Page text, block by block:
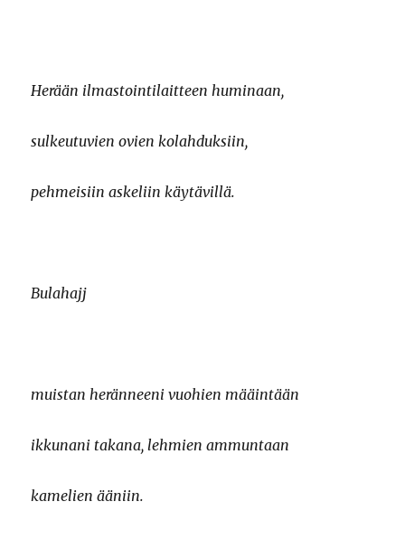
Herään ilmastointilaitteen huminaan,
sulkeutuvien ovien kolahduksiin,
pehmeisiin askeliin käytävillä.
Bulahajj
muistan heränneeni vuohien määintään
ikkunani takana, lehmien ammuntaan
kamelien ääniin.